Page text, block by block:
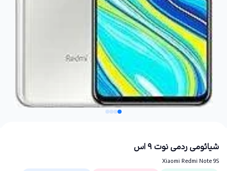
شیائومی ردمی نوت ۹ اس
Xiaomi Redmi Note 9S